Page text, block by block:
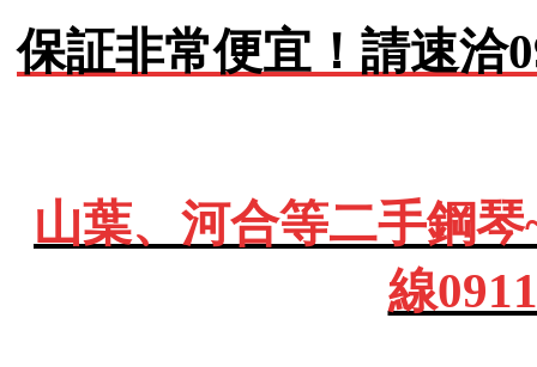
保証非常便宜！請速洽
山葉、河合等二手鋼
線